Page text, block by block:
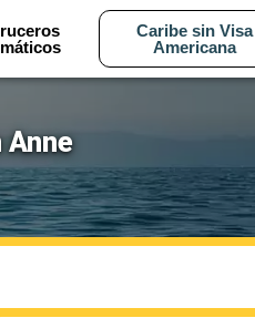
Caribe sin Visa
Americana